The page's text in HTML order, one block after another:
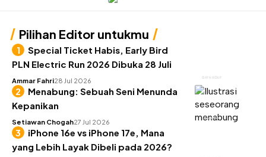
Pilihan Editor untukmu
GAYA HIDUP
Special Ticket Habis, Early Bird
PLN Electric Run 2026 Dibuka 28 Juli
Ammar Fahri28 Jul 2026
KEUANGAN
Menabung: Sebuah Seni Menunda
Kepanikan
Setiawan Chogah27 Jul 2026
iPhone 16e vs iPhone 17e, Mana
yang Lebih Layak Dibeli pada 2026?